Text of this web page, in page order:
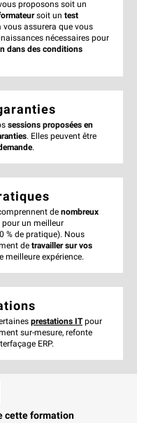
proposons soit un
soit un test
vous assurera que vous
nécessaires pour
dans des conditions
sessions proposées en
. Elles peuvent être
.
de nombreux
pour un meilleur
% de pratique). Nous
de travailler sur vos
meilleure expérience.
prestations ITpour
sur-mesure, refonte
ERP.
cette formation